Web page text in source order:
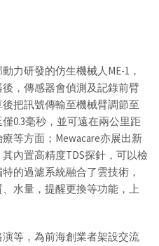
力研發的仿生機械人ME-1，
，傳感器會偵測及記錄前臂
把訊號傳輸至機械臂調節至
0.3毫秒，並可遠在兩公里距
等方面；Mewacare亦展出新
內置高精度TDS探針，可以檢
的過濾系統融合了雲技術，
水量，提醒更換等功能，上
等，為前海創業者架設交流